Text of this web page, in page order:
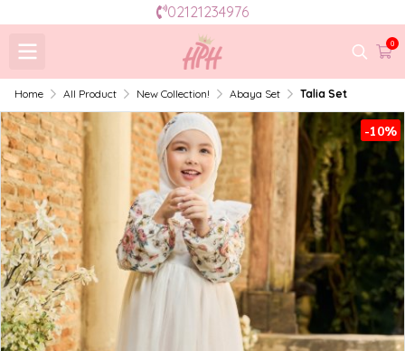
02121234976
0
Home All Product New Collection! Abaya Set Talia Set
-10%